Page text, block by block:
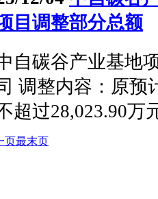
目调整部分总额
自碳谷产业基地
调整内容：原预
超过28,023.90万
页最末页